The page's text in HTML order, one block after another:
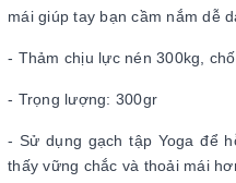
mái giúp tay bạn cầm nắm dễ
- Thảm chịu lực nén 300kg,
- Trọng lượng: 300gr
- Sử dụng gạch tập Yoga để
thấy vững chắc và thoải mái